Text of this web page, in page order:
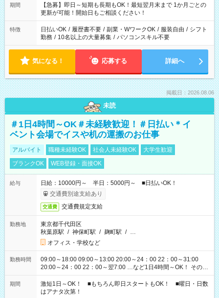
期間
【急募】即日～短期も長期もOK！最短翌月末まで 1か月ごとの
更新が可能！開始日もご相談ください！
特徴 日払いOK / 履歴書不要 / 副業・WワークOK / 服装自由 / シフト
勤務 / 10名以上の大量募集 / パソコンスキル不要
気になる！ 応募する 詳細へ
掲載日：2026.08.06
未読
＃1日4時間～OK＃未経験歓迎！＃日払い＊イ
ベント会場でイスや机の運搬のお仕事
アルバイト 職種未経験OK 社会人未経験OK
大学生歓迎
ブランクOK
WEB登録・面接OK
給与
日給：10000円～ 半日：5000円～ ■日払いOK！
交通費別途支給あり
交通費 交通費規定支給
勤務地
東京都千代田区
秋葉原駅 / 神保町駅 / 麹町駅 / …
オフィス・学校など
勤務時間
09:00～18:00 09:00～13:00 20:00～24：00 22：00～31:00
20:00～24：00 22：00～翌7:00 …など1日4時間～OK！ その他
シフトもございます！ お気軽にご相談ください！
期間
激短1日～OK！ ■もちろん即日スタートもOK！ ■曜日・日数
はアナタ次第！